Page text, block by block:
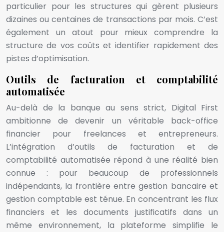
particulier pour les structures qui gèrent plusieurs
dizaines ou centaines de transactions par mois. C’est
également un atout pour mieux comprendre la
structure de vos coûts et identifier rapidement des
pistes d’optimisation.
Outils de facturation et comptabilité
automatisée
Au-delà de la banque au sens strict, Digital First
ambitionne de devenir un véritable back-office
financier pour freelances et entrepreneurs.
L’intégration d’outils de facturation et de
comptabilité automatisée répond à une réalité bien
connue : pour beaucoup de professionnels
indépendants, la frontière entre gestion bancaire et
gestion comptable est ténue. En concentrant les flux
financiers et les documents justificatifs dans un
même environnement, la plateforme simplifie le